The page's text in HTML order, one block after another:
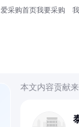
爱采购首页我要采购
本文内容贡献来